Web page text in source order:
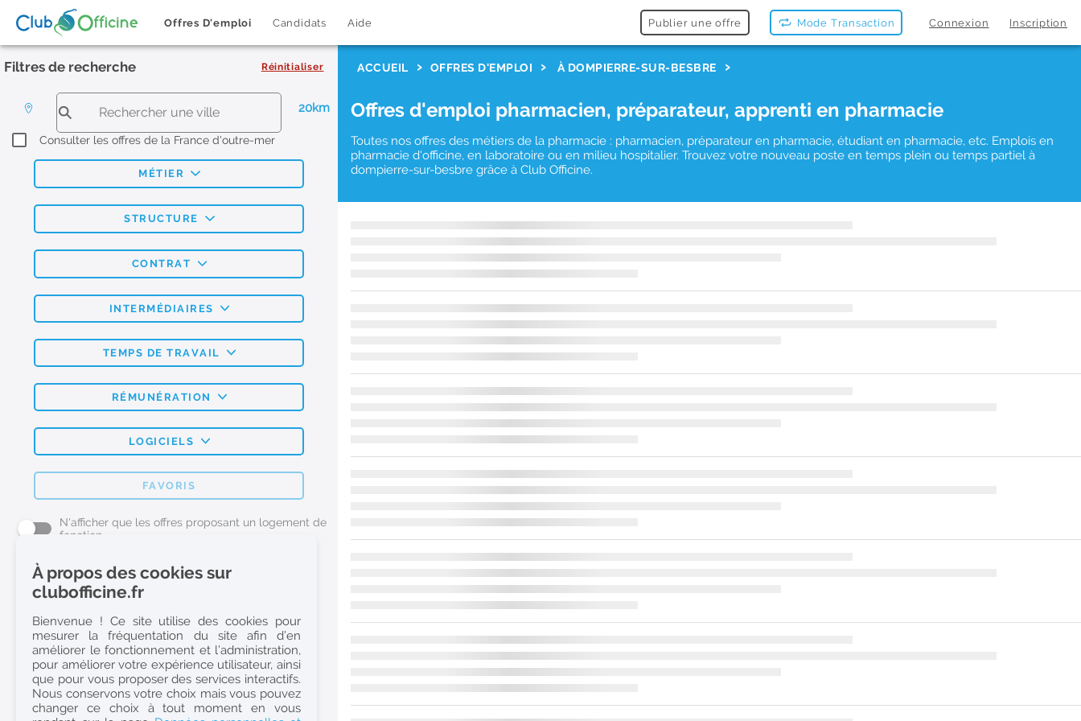
Offres D'emploi Candidats Aide Publier une offre Mode Transaction Connexion Inscription
Filtres de recherche Réinitialiser
20km
Consulter les offres de la France d'outre-mer
MÉTIER
STRUCTURE
CONTRAT
INTERMÉDIAIRES
TEMPS DE TRAVAIL
RÉMUNÉRATION
LOGICIELS
FAVORIS
N'afficher que les offres proposant un logement de
fonction
L'emploi Pharmacie par métier
Pharmacien (H/F)
Préparateur en Pharmacie (H/F)
Etudiant en Pharmacie (H/F)
Etudiant en Pharmacie 6e année validée (H/F)
Conseiller Dermo Cosmetique - Esthéticienne (H/F)
ACCUEIL OFFRES D'EMPLOI À DOMPIERRE-SUR-BESBRE
Offres d'emploi pharmacien, préparateur, apprenti en pharmacie
Toutes nos offres des métiers de la pharmacie : pharmacien, préparateur en pharmacie, étudiant en pharmacie, etc. Emplois en
pharmacie d'officine, en laboratoire ou en milieu hospitalier. Trouvez votre nouveau poste en temps plein ou temps partiel à
dompierre-sur-besbre grâce à Club Officine.
À propos des cookies sur
clubofficine.fr
Bienvenue ! Ce site utilise des cookies pour
mesurer la fréquentation du site afin d’en
améliorer le fonctionnement et l’administration,
pour améliorer votre expérience utilisateur, ainsi
que pour vous proposer des services interactifs.
Nous conservons votre choix mais vous pouvez
changer ce choix à tout moment en vous